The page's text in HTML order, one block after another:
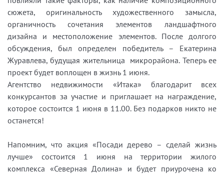
сюжета, оригинальность художественного замысла,
органичность сочетания элементов ландшафтного
дизайна и местоположение элементов. После долгого
обсуждения, был определен победитель – Екатерина
Журавлева, будущая жительница микрорайона. Теперь ее
проект будет воплощен в жизнь 1 июня.
Агентство недвижимости «Итака» благодарит всех
конкурсантов за участие и приглашает на награждение,
которое состоится 1 июня в 11.00. Без подарков никто не
останется!
Напомним, что акция «Посади дерево – сделай жизнь
лучше» состоится 1 июня на территории жилого
комплекса «Северная Долина» и будет приурочена ко